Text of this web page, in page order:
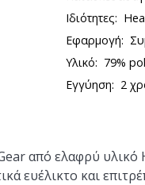
Ιδιότητες:
Εφαρμογή:
Υλικό: 79%
Εγγύηση: 2
από ελαφρύ υλικό
ευέλικτο και